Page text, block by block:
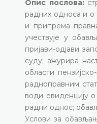
Опис послова:
радних односа и о
и припрема
учествује у
пријави-одјави
суду; ажурира
области
радноправним
води евиденцију
радни однос;
Услови за